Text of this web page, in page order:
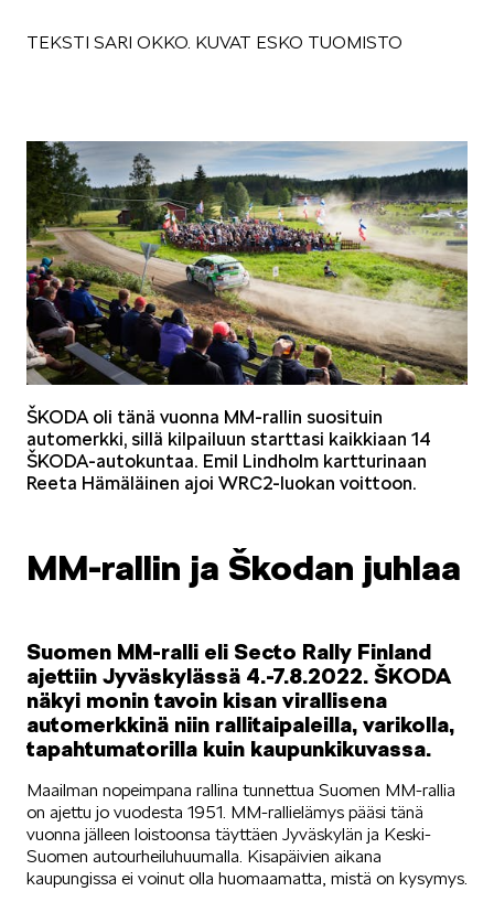
KOEAJOSSA
KAASUAUTOT
MEIDÄN ŠKODAMME
ŠKODA PALVELEE
TEKSTI SARI OKKO. KUVAT ESKO TUOMISTO
ŠKODA oli tänä vuonna MM-rallin suosituin
automerkki, sillä kilpailuun starttasi kaikkiaan 14
ŠKODA-autokuntaa. Emil Lindholm kartturinaan
Reeta Hämäläinen ajoi WRC2-luokan voittoon.
MM-rallin ja Škodan juhlaa
Suomen MM-ralli eli Secto Rally Finland
ajettiin Jyväskylässä 4.-7.8.2022. ŠKODA
näkyi monin tavoin kisan virallisena
automerkkinä niin rallitaipaleilla, varikolla,
tapahtumatorilla kuin kaupunkikuvassa.
Maailman nopeimpana rallina tunnettua Suomen MM-rallia
on ajettu jo vuodesta 1951. MM-rallielämys pääsi tänä
vuonna jälleen loistoonsa täyttäen Jyväskylän ja Keski-
Suomen autourheiluhuumalla. Kisapäivien aikana
kaupungissa ei voinut olla huomaamatta, mistä on kysymys.